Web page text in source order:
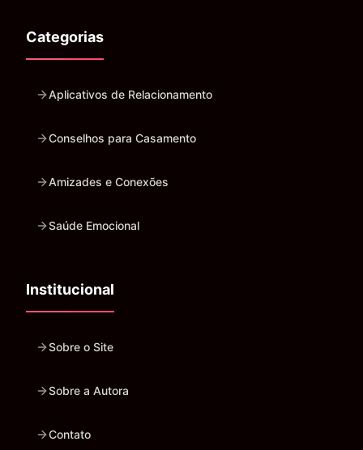
Categorias
Aplicativos de Relacionamento
Conselhos para Casamento
Amizades e Conexões
Saúde Emocional
Institucional
Sobre o Site
Sobre a Autora
Contato